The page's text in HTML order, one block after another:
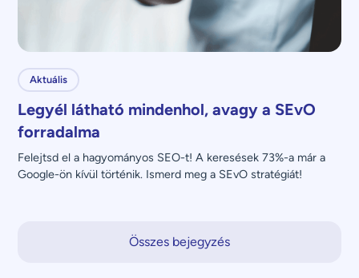
Aktuális
Legyél látható mindenhol, avagy a SEvO
forradalma
Felejtsd el a hagyományos SEO-t! A keresések 73%-a már a
Google-ön kívül történik. Ismerd meg a SEvO stratégiát!
Összes bejegyzés